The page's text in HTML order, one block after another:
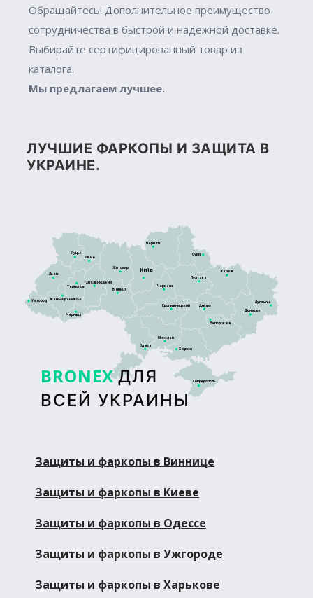
Обращайтесь! Дополнительное преимущество
сотрудничества в быстрой и надежной доставке.
Выбирайте сертифицированный товар из
каталога.
Мы предлагаем лучшее.
ЛУЧШИЕ ФАРКОПЫ И ЗАЩИТА В
УКРАИНЕ.
BRONEX ДЛЯ
ВСЕЙ УКРАИНЫ
Сімферополь
Луцьк
Київ
Житомир
Тернопіль
Рівне
Львів
Дніпро
Кропивницький
Харків
Полтава
Черкаси
Суми
Чернігів
Запоріжжя
Херсон
Донецьк
Луганськ
Ужгород
Чернівці
Вінниця
Хмельницький
Івано-Франківськ
Миколаїв
Одеса
Защиты и фаркопы в Виннице
Защиты и фаркопы в Киеве
Защиты и фаркопы в Одессе
Защиты и фаркопы в Ужгороде
Защиты и фаркопы в Харькове